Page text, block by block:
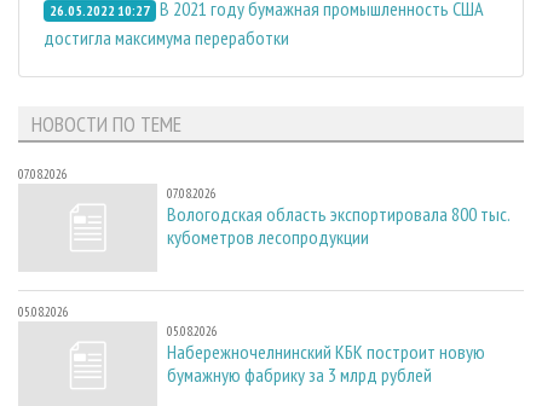
26.05.2022 10:27 В 2021 году бумажная промышленность США
достигла максимума переработки
НОВОСТИ ПО ТЕМЕ
07.08.2026
07.08.2026
Вологодская область экспортировала 800 тыс.
кубометров лесопродукции
05.08.2026
05.08.2026
Набережночелнинский КБК построит новую
бумажную фабрику за 3 млрд рублей